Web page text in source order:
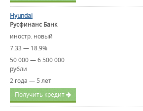
Hyundai
Русфинанс Банк
иностр. новый
7.33 — 18.9%
50 000 — 6 500 000
рубли
2 года — 5 лет
Получить кредит